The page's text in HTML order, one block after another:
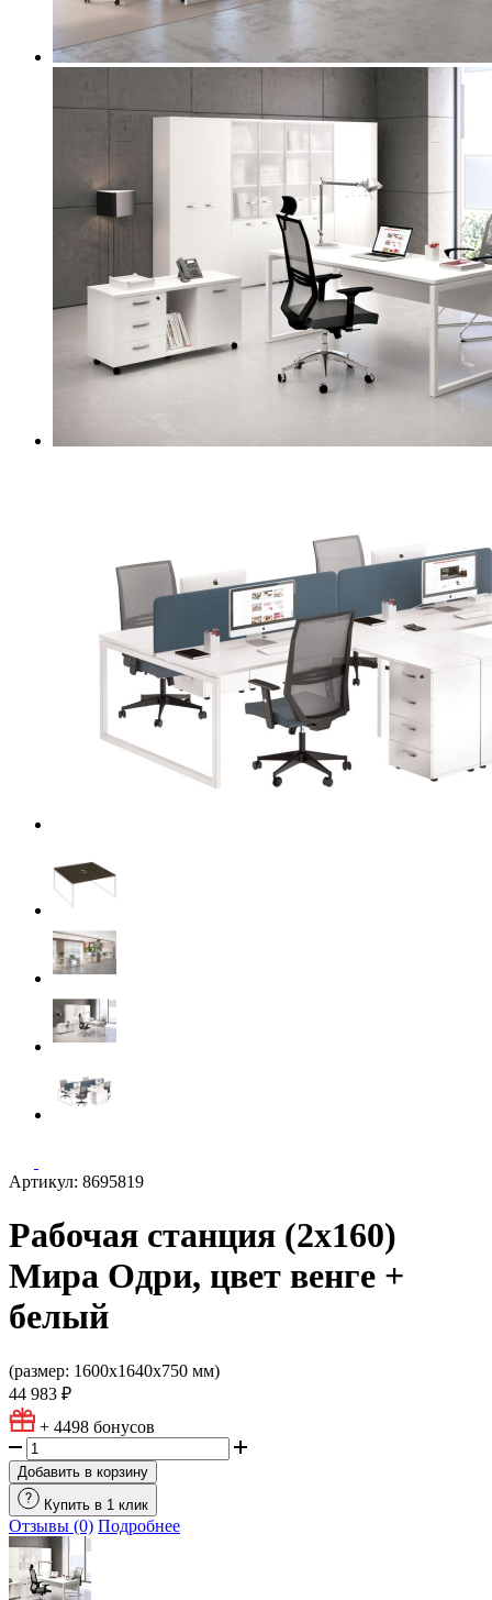
Артикул: 8695819
Рабочая станция (2х160)
Мира Одри, цвет венге +
белый
(размер: 1600x1640x750 мм)
44 983 ₽
+ 4498 бонусов
Добавить в корзину
Купить в 1 клик
Отзывы (0) Подробнее